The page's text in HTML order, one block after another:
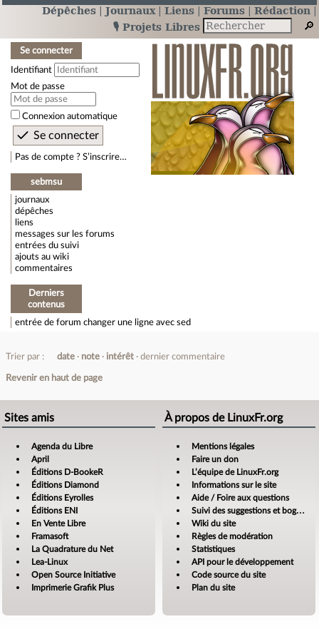
Dépêches Journaux Liens Forums
Rédaction
🎙️ Projets Libres
Se connecter
Identifiant
Mot de passe
Connexion automatique
Pas de compte ? S’inscrire…
sebmsu
journaux
dépêches
liens
messages sur les forums
entrées du suivi
ajouts au wiki
commentaires
Derniers
contenus
entrée de forum changer une ligne avec sed
Trier par : date note intérêt dernier commentaire
Revenir en haut de page
Sites amis
Agenda du Libre
April
Éditions D-BookeR
Éditions Diamond
Éditions Eyrolles
Éditions ENI
En Vente Libre
Framasoft
La Quadrature du Net
Lea-Linux
Open Source Initiative
Imprimerie Grafik Plus
À propos de LinuxFr.org
Mentions légales
Faire un don
L’équipe de LinuxFr.org
Informations sur le site
Aide / Foire aux questions
Suivi des suggestions et bogues
Wiki du site
Règles de modération
Statistiques
API pour le développement
Code source du site
Plan du site